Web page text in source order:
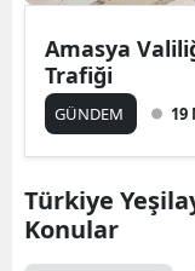
Amasya
Trafiği
GÜNDEM 19
Türkiye
Konular